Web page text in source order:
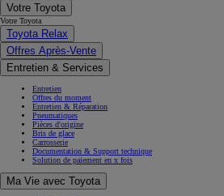
Votre Toyota
Votre Toyota
Toyota Relax
Offres Après-Vente
Entretien & Services
Entretien
Offres du moment
Entretien & Réparation
Pneumatiques
Pièces d'origine
Bris de glace
Carrosserie
Documentation & Support technique
Solution de paiement en x fois
Ma Vie avec Toyota